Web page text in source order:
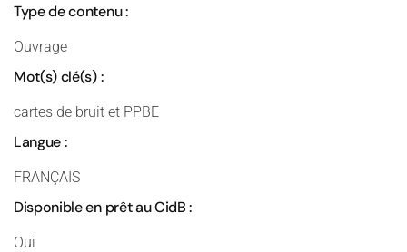
Type de contenu :
Ouvrage
Mot(s) clé(s) :
cartes de bruit et PPBE
Langue :
FRANÇAIS
Disponible en prêt au CidB :
Oui